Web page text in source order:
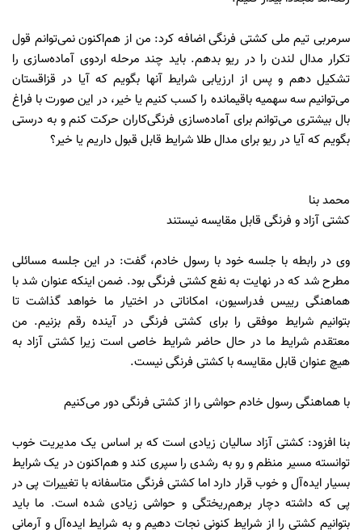
سرمربی تیم ملی کشتی فرنگی اضافه کرد: من از هم‌اکنون نمی‌توانم قول
تکرار مدال لندن را در ریو بدهم. باید چند مرحله اردوی آماده‌سازی را
تشکیل دهم و پس از ارزیابی شرایط آنها بگویم که آیا در قزاقستان
می‌توانیم سه سهمیه باقیمانده را کسب کنیم یا خیر، در این صورت با فراغ
بال بیشتری می‌توانم برای آماده‌سازی فرنگی‌کاران حرکت کنم و به درستی
بگویم که آیا در ریو برای مدال طلا شرایط قابل قبول داریم یا خیر؟
محمد بنا
کشتی آزاد و فرنگی قابل مقایسه نیستند
وی در رابطه با جلسه خود با رسول خادم، گفت: در این جلسه مسائلی
مطرح شد که در نهایت به نفع کشتی فرنگی بود. ضمن اینکه عنوان شد با
هماهنگی رییس فدراسیون، امکاناتی در اختیار ما خواهد گذاشت تا
بتوانیم شرایط موفقی را برای کشتی فرنگی در آینده رقم بزنیم. من
معتقدم شرایط ما در حال حاضر شرایط خاصی است زیرا کشتی آزاد به
هیچ عنوان قابل مقایسه با کشتی فرنگی نیست.
با هماهنگی رسول خادم حواشی را از کشتی فرنگی دور می‌کنیم
بنا افزود: کشتی آزاد سالیان زیادی است که بر اساس یک مدیریت خوب
توانسته مسیر منظم و رو به رشدی را سپری کند و هم‌اکنون در یک شرایط
بسیار ایده‌آل و خوب قرار دارد اما کشتی فرنگی متاسفانه با تغییرات پی در
پی که داشته دچار برهم‌ریختگی و حواشی زیادی شده است. ما باید
بتوانیم کشتی را از شرایط کنونی نجات دهیم و به شرایط ایده‌آل و آرمانی